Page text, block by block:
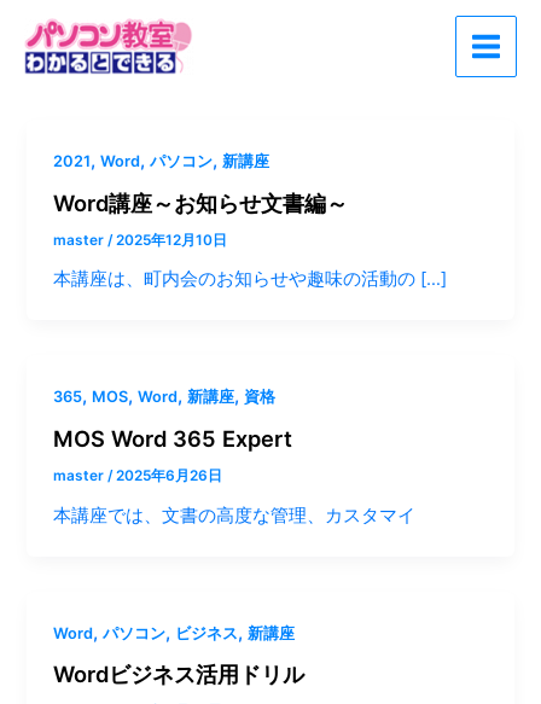
Main
Menu
2021,Word,パソコン,新講座
Word講座～お知らせ文書編～
master /2025年12月10日
本講座は、町内会のお知らせや趣味の活動の […]
365, MOS,Word,新講座, 資格
MOS Word 365 Expert
master/2025年6月26日
本講座では、文書の高度な管理、カスタマイ
Word,パソコン, ビジネス,新講座
Wordビジネス活用ドリル